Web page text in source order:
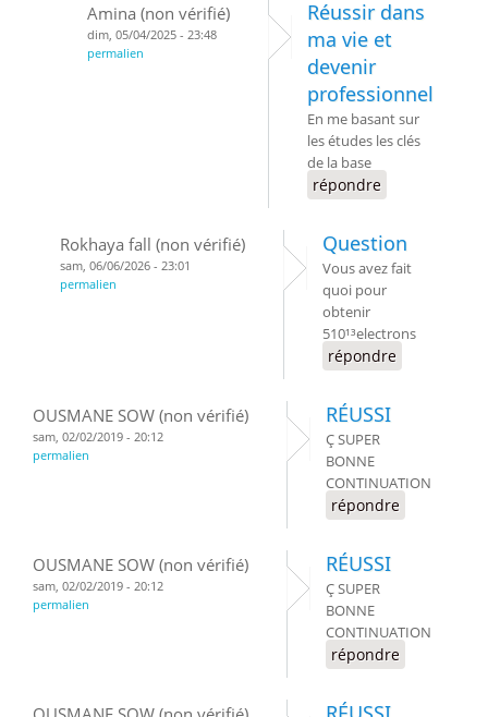
Amina (non vérifié)
dim, 05/04/2025 - 23:48
permalien
Réussir dans
ma vie et
devenir
professionnel
En me basant sur
les études les clés
de la base
répondre
Rokhaya fall (non vérifié)
sam, 06/06/2026 - 23:01
permalien
Question
Vous avez fait
quoi pour
obtenir
510¹³electrons
répondre
OUSMANE SOW (non vérifié)
sam, 02/02/2019 - 20:12
permalien
RÉUSSI
Ç SUPER
BONNE
CONTINUATION
répondre
OUSMANE SOW (non vérifié)
sam, 02/02/2019 - 20:12
permalien
RÉUSSI
Ç SUPER
BONNE
CONTINUATION
répondre